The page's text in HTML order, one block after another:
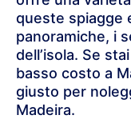
queste spiagge
panoramiche, i
dell’isola. Se
basso costo a
giusto per
Madeira.